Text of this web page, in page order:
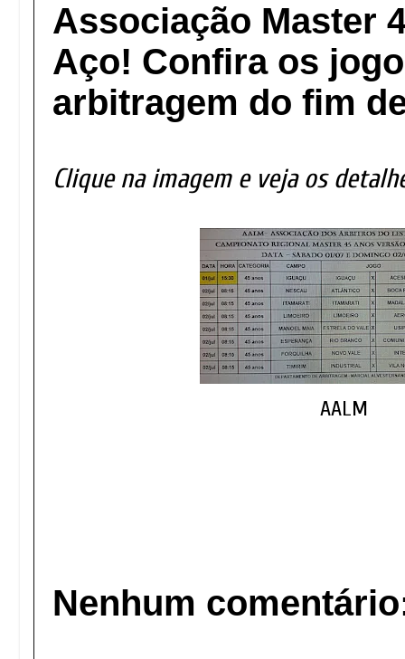
Associação Master
Aço! Confira os
arbitragem do fim
Clique na imagem e veja os
AALM
Nenhum